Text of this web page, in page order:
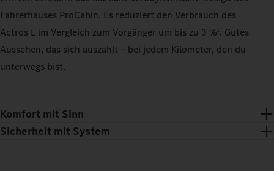
Fahrerhauses ProCabin. Es reduziert den Verbrauch des
Actros L im Vergleich zum Vorgänger um bis zu 3 %1. Gutes
Aussehen, das sich auszahlt – bei jedem Kilometer, den du
unterwegs bist.
Komfort mit Sinn
Sicherheit mit System